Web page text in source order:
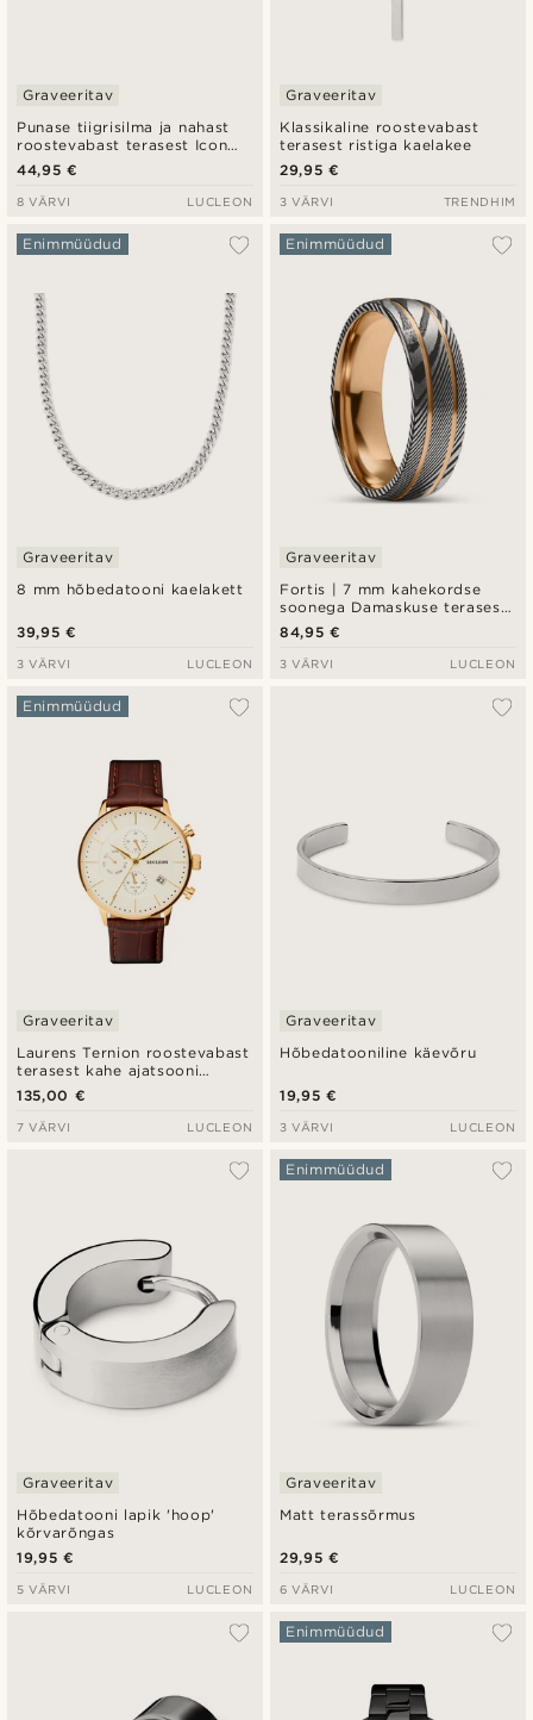
Punase tiigrisilma ja nahast
roostevabast terasest Icon
käevõru
Graveeritav
44,95 €
8 VÄRVI LUCLEON
Klassikaline roostevabast
terasest ristiga kaelakee
Graveeritav
29,95 €
3 VÄRVI TRENDHIM
8 mm hõbedatooni kaelakett
Enimmüüdud
Graveeritav
39,95 €
3 VÄRVI LUCLEON
Fortis | 7 mm kahekordse
soonega Damaskuse terasest
ja roosakaskuldse titaaniga
sõrmus
Enimmüüdud
Graveeritav
84,95 €
3 VÄRVI LUCLEON
Laurens Ternion roostevabast
terasest kahe ajatsooni
käekell
Enimmüüdud
Graveeritav
135,00 €
7 VÄRVI LUCLEON
Hõbedatooniline käevõru
Graveeritav
19,95 €
3 VÄRVI LUCLEON
Hõbedatooni lapik 'hoop'
kõrvarõngas
Graveeritav
19,95 €
5 VÄRVI LUCLEON
Matt terassõrmus
Enimmüüdud
Graveeritav
29,95 €
6 VÄRVI LUCLEON
Enimmüüdud